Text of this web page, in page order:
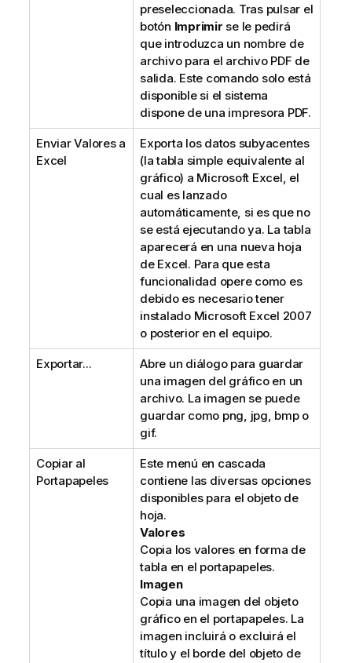
preseleccionada. Tras pulsar el
botón Imprimir se le pedirá
que introduzca un nombre de
archivo para el archivo PDF de
salida. Este comando solo está
disponible si el sistema
dispone de una impresora PDF.
Enviar Valores a
Excel
Exporta los datos subyacentes
(la tabla simple equivalente al
gráfico) a Microsoft Excel, el
cual es lanzado
automáticamente, si es que no
se está ejecutando ya. La tabla
aparecerá en una nueva hoja
de Excel. Para que esta
funcionalidad opere como es
debido es necesario tener
instalado Microsoft Excel 2007
o posterior en el equipo.
Exportar...
Abre un diálogo para guardar
una imagen del gráfico en un
archivo. La imagen se puede
guardar como png, jpg, bmp o
gif.
Copiar al
Portapapeles
Este menú en cascada
contiene las diversas opciones
disponibles para el objeto de
hoja.
Valores
Copia los valores en forma de
tabla en el portapapeles.
Imagen
Copia una imagen del objeto
gráfico en el portapapeles. La
imagen incluirá o excluirá el
título y el borde del objeto de